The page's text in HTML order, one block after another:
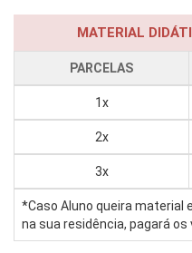
MATERIAL
PARCELAS
1x
2x
3x
*Caso Aluno queira material
na sua residência, pagará